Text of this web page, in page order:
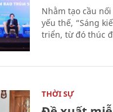
Nhằm tạo cầu
yếu thế, “Sáng
triển, từ đó thúc
THỜI SỰ